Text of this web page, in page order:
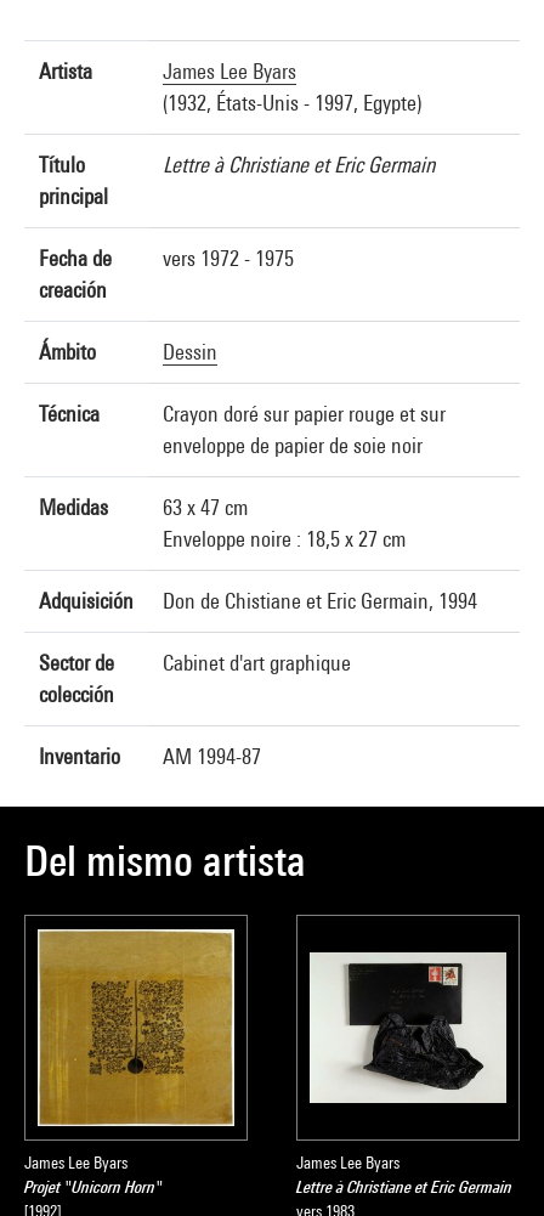
Artista
James Lee Byars
(1932, États-Unis - 1997, Egypte)
Título
principal
Lettre à Christiane et Eric Germain
Fecha de
creación
vers 1972 - 1975
Ámbito Dessin
Técnica
Crayon doré sur papier rouge et sur
enveloppe de papier de soie noir
Medidas
63 x 47 cm
Enveloppe noire : 18,5 x 27 cm
Adquisición Don de Chistiane et Eric Germain, 1994
Sector de
colección
Cabinet d'art graphique
Inventario AM 1994-87
Del mismo artista
James Lee Byars
Projet "Unicorn Horn"
[1992]
James Lee Byars
Lettre à Christiane et Eric Germain
vers 1983